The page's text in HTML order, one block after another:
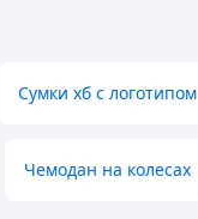
Сумки хб с логотипом
Чемодан на колесах